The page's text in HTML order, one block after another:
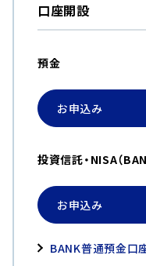
口座開設
預金
お申込み
投資信託・NISA（
お申込み
BANK普通預金口